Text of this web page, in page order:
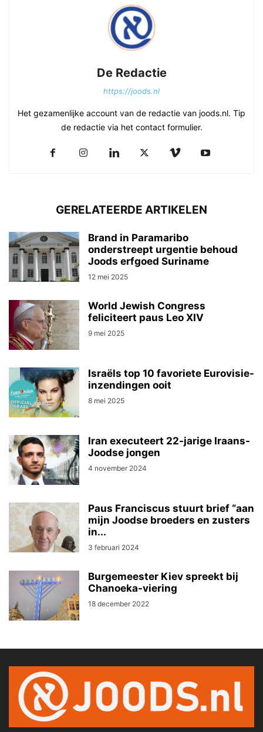
De Redactie
https://joods.nl
Het gezamenlijke account van de redactie van joods.nl. Tip
de redactie via het contact formulier.
GERELATEERDE ARTIKELEN
Brand in Paramaribo
onderstreept urgentie behoud
Joods erfgoed Suriname
12 mei 2025
World Jewish Congress
feliciteert paus Leo XIV
9 mei 2025
Israëls top 10 favoriete Eurovisie-
inzendingen ooit
8 mei 2025
Iran executeert 22-jarige Iraans-
Joodse jongen
4 november 2024
Paus Franciscus stuurt brief “aan
mijn Joodse broeders en zusters
in...
3 februari 2024
Burgemeester Kiev spreekt bij
Chanoeka-viering
18 december 2022